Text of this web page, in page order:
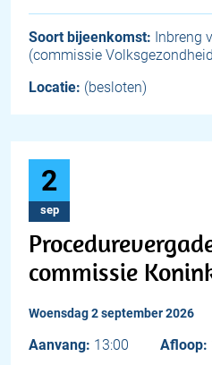
Soort bijeenkomst: Inbreng
(commissie
Locatie: (besloten)
2
sep
commissie
woensdag 2 september 2026
Aanvang: 13:00 Afloop: